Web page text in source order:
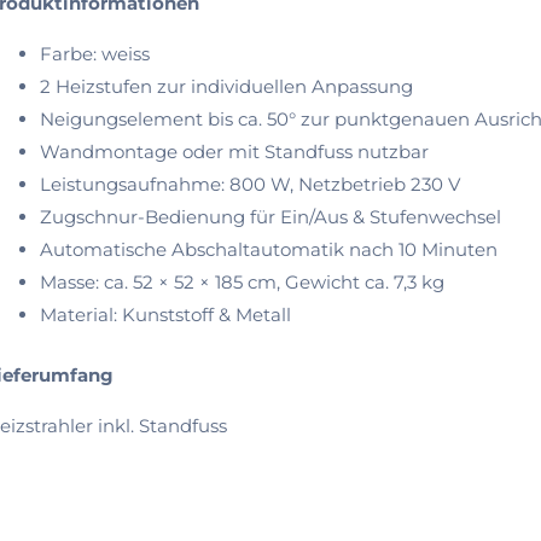
Farbe: weiss
2 Heizstufen zur individuellen Anpassung
Neigungselement bis ca. 50° zur punktgenauen
Wandmontage oder mit Standfuss nutzbar
Leistungsaufnahme: 800 W, Netzbetrieb 230 V
Zugschnur-Bedienung für Ein/Aus & Stufenwechsel
Automatische Abschaltautomatik nach 10 Minuten
Masse: ca. 52 × 52 × 185 cm, Gewicht ca. 7,3 kg
Material: Kunststoff & Metall
inkl. Standfuss